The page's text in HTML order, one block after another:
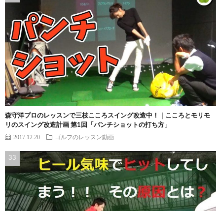
森守洋プロのレッスンで三枝こころスイング改造中！｜こころとモリモ
リのスイング改造計画 第1回「パンチショットの打ち方」
2017.12.20 ゴルフのレッスン動画